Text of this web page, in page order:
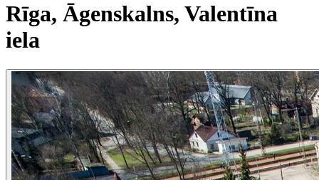
Rīga, Āgenskalns, Valentīna
iela